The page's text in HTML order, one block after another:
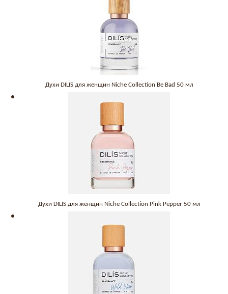
Духи DILIS для женщин Niche Collection Be Bad 50 мл
Духи DILIS для женщин Niche Collection Pink Pepper 50 мл